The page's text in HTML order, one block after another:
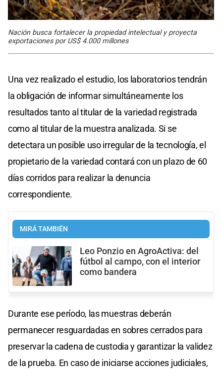
Nación busca fortalecer la propiedad intelectual y proyecta
exportaciones por US$ 4.000 millones
Una vez realizado el estudio, los laboratorios tendrán
la obligación de informar simultáneamente los
resultados tanto al titular de la variedad registrada
como al titular de la muestra analizada. Si se
detectara un posible uso irregular de la tecnología, el
propietario de la variedad contará con un plazo de 60
días corridos para realizar la denuncia
correspondiente.
MIRÁ TAMBIÉN
Leo Ponzio en AgroActiva: del
fútbol al campo, con el interior
como bandera
Durante ese período, las muestras deberán
permanecer resguardadas en sobres cerrados para
preservar la cadena de custodia y garantizar la validez
de la prueba. En caso de iniciarse acciones judiciales,